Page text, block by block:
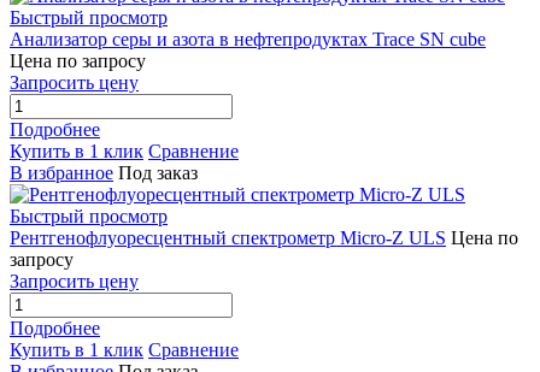
Быстрый просмотр
Анализатор серы и азота в нефтепродуктах Trace SN cube
Цена по запросу
Запросить цену
Подробнее
Купить в 1 клик Сравнение
В избранное Под заказ
Быстрый просмотр
Рентгенофлуоресцентный спектрометр Micro-Z ULS Цена по
запросу
Запросить цену
Подробнее
Купить в 1 клик Сравнение